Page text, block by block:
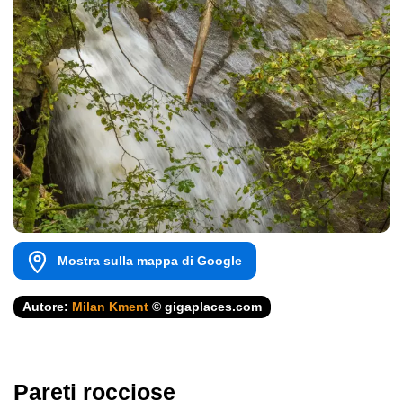
Mostra sulla mappa di Google
Autore: Milan Kment © gigaplaces.com
Pareti rocciose